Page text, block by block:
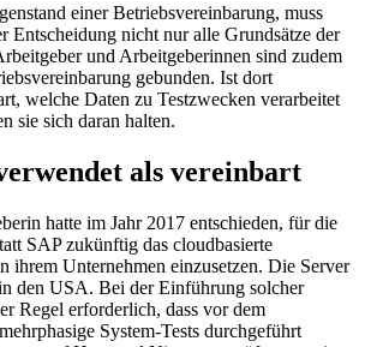
einer Betriebsvereinbarung, muss
Entscheidung nicht nur alle Grundsätze der
und Arbeitgeberinnen sind zudem
gebunden. Ist dort
welche Daten zu Testzwecken verarbeitet
sie sich daran halten.
als vereinbart
hatte im Jahr 2017 entschieden, für die
SAP zukünftig das cloudbasierte
ihrem Unternehmen einzusetzen. Die Server
den USA. Bei der Einführung solcher
Regel erforderlich, dass vor dem
System-Tests durchgeführt